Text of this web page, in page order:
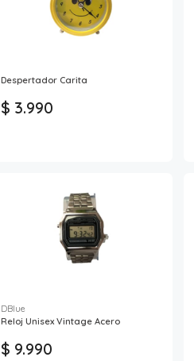
Despertador Carita
$ 3.990
DBlue
Reloj Unisex Vintage Acero
$ 9.990